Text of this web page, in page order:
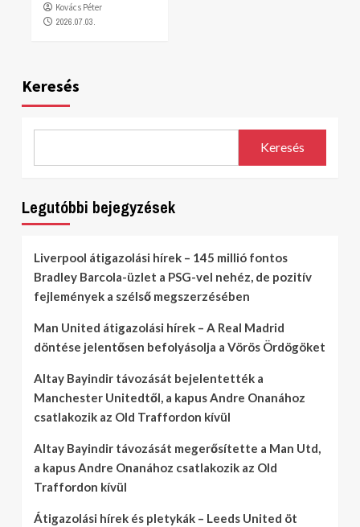
Kovács Péter
2026.07.03.
Keresés
Keresés
Legutóbbi bejegyzések
Liverpool átigazolási hírek – 145 millió fontos
Bradley Barcola-üzlet a PSG-vel nehéz, de pozitív
fejlemények a szélső megszerzésében
Man United átigazolási hírek – A Real Madrid
döntése jelentősen befolyásolja a Vörös Ördögöket
Altay Bayindir távozását bejelentették a
Manchester Unitedtől, a kapus Andre Onanához
csatlakozik az Old Traffordon kívül
Altay Bayindir távozását megerősítette a Man Utd,
a kapus Andre Onanához csatlakozik az Old
Traffordon kívül
Átigazolási hírek és pletykák – Leeds United öt